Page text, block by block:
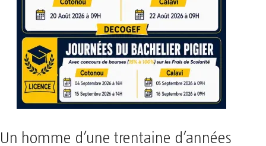
Un homme d’une trentaine d’années